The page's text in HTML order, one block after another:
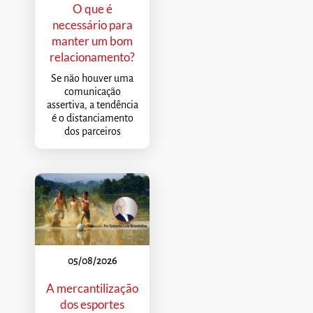
O que é
necessário para
manter um bom
relacionamento?
Se não houver uma
comunicação
assertiva, a tendência
é o distanciamento
dos parceiros
05/08/2026
A mercantilização
dos esportes